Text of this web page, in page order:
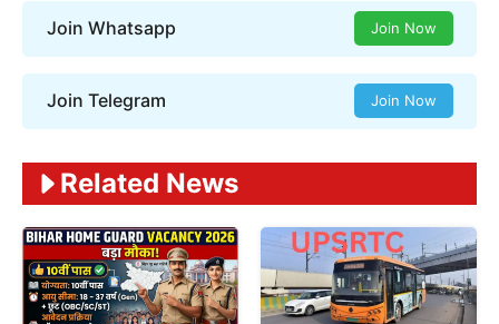
Join Whatsapp Join Now
Join Telegram Join Now
Related News